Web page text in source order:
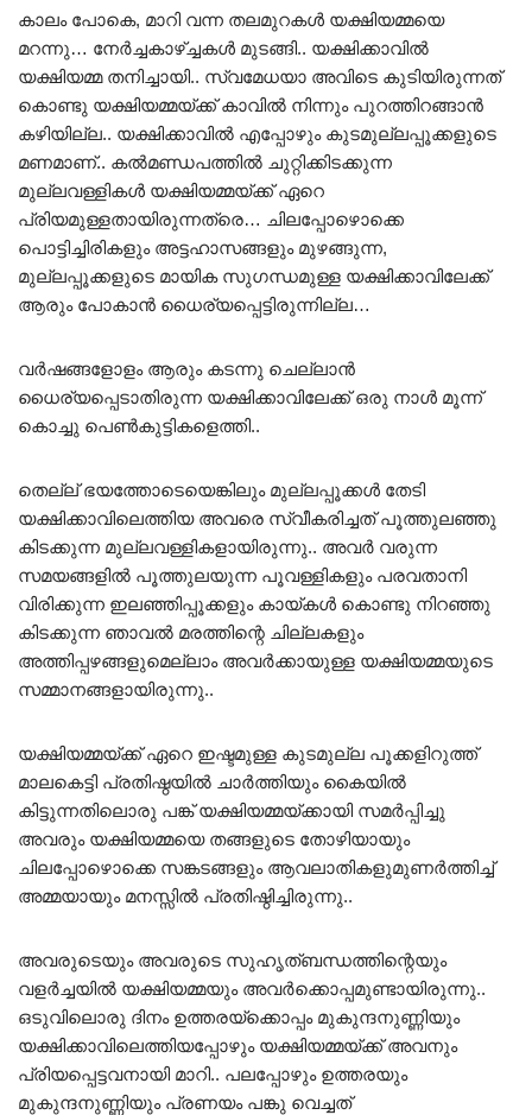
കാലം പോകെ, മാറി വന്ന തലമുറകൾ യക്ഷിയമ്മയെ
മറന്നു… നേർച്ചകാഴ്ച്ചകൾ മുടങ്ങി.. യക്ഷിക്കാവിൽ
യക്ഷിയമ്മ തനിച്ചായി.. സ്വമേധയാ അവിടെ കുടിയിരുന്നത്
കൊണ്ടു യക്ഷിയമ്മയ്ക്ക് കാവിൽ നിന്നും പുറത്തിറങ്ങാൻ
കഴിയില്ല.. യക്ഷിക്കാവിൽ എപ്പോഴും കുടമുല്ലപ്പൂക്കളുടെ
മണമാണ്.. കൽമണ്ഡപത്തിൽ ചുറ്റിക്കിടക്കുന്ന
മുല്ലവള്ളികൾ യക്ഷിയമ്മയ്ക്ക് ഏറെ
പ്രിയമുള്ളതായിരുന്നത്രെ… ചിലപ്പോഴൊക്കെ
പൊട്ടിച്ചിരികളും അട്ടഹാസങ്ങളും മുഴങ്ങുന്ന,
മുല്ലപ്പൂക്കളുടെ മായിക സുഗന്ധമുള്ള യക്ഷിക്കാവിലേക്ക്
ആരും പോകാൻ ധൈര്യപ്പെട്ടിരുന്നില്ല…
വർഷങ്ങളോളം ആരും കടന്നു ചെല്ലാൻ
ധൈര്യപ്പെടാതിരുന്ന യക്ഷിക്കാവിലേക്ക് ഒരു നാൾ മൂന്ന്
കൊച്ചു പെൺകുട്ടികളെത്തി..
തെല്ല് ഭയത്തോടെയെങ്കിലും മുല്ലപ്പൂക്കൾ തേടി
യക്ഷിക്കാവിലെത്തിയ അവരെ സ്വീകരിച്ചത് പൂത്തുലഞ്ഞു
കിടക്കുന്ന മുല്ലവള്ളികളായിരുന്നു.. അവർ വരുന്ന
സമയങ്ങളിൽ പൂത്തുലയുന്ന പൂവള്ളികളും പരവതാനി
വിരിക്കുന്ന ഇലഞ്ഞിപ്പൂക്കളും കായ്കൾ കൊണ്ടു നിറഞ്ഞു
കിടക്കുന്ന ഞാവൽ മരത്തിന്റെ ചില്ലകളും
അത്തിപ്പഴങ്ങളുമെല്ലാം അവർക്കായുള്ള യക്ഷിയമ്മയുടെ
സമ്മാനങ്ങളായിരുന്നു..
യക്ഷിയമ്മയ്ക്ക് ഏറെ ഇഷ്ടമുള്ള കുടമുല്ല പൂക്കളിറുത്ത്
മാലകെട്ടി പ്രതിഷ്ഠയിൽ ചാർത്തിയും കൈയിൽ
കിട്ടുന്നതിലൊരു പങ്ക് യക്ഷിയമ്മയ്ക്കായി സമർപ്പിച്ചു
അവരും യക്ഷിയമ്മയെ തങ്ങളുടെ തോഴിയായും
ചിലപ്പോഴൊക്കെ സങ്കടങ്ങളും ആവലാതികളുമുണർത്തിച്ച്
അമ്മയായും മനസ്സിൽ പ്രതിഷ്ഠിച്ചിരുന്നു..
അവരുടെയും അവരുടെ സുഹൃത്ബന്ധത്തിന്റെയും
വളർച്ചയിൽ യക്ഷിയമ്മയും അവർക്കൊപ്പമുണ്ടായിരുന്നു..
ഒടുവിലൊരു ദിനം ഉത്തരയ്‌ക്കൊപ്പം മുകുന്ദനുണ്ണിയും
യക്ഷിക്കാവിലെത്തിയപ്പോഴും യക്ഷിയമ്മയ്ക്ക് അവനും
പ്രിയപ്പെട്ടവനായി മാറി.. പലപ്പോഴും ഉത്തരയും
മുകുന്ദനുണ്ണിയും പ്രണയം പങ്കു വെച്ചത്